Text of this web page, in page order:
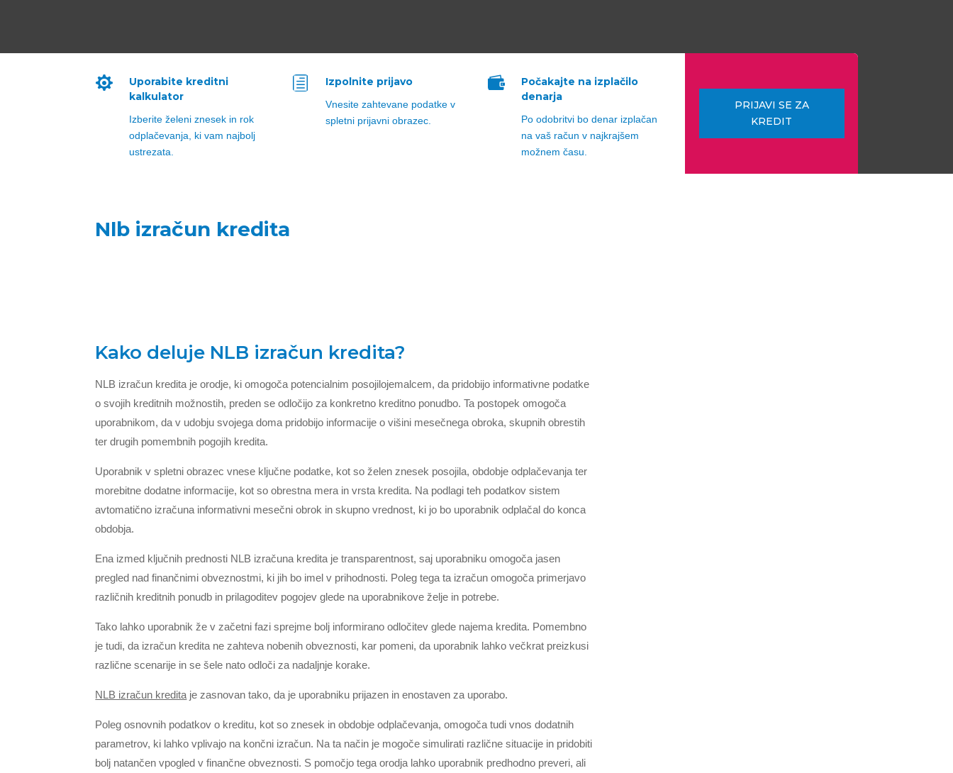

Uporabite kreditni
kalkulator
Izberite želeni znesek in rok
odplačevanja, ki vam najbolj
ustrezata.
h Izpolnite prijavo
Vnesite zahtevane podatke v
spletni prijavni obrazec.

Počakajte na izplačilo
denarja
Po odobritvi bo denar izplačan
na vaš račun v najkrajšem
možnem času.
PRIJAVI SE ZA
KREDIT
Nlb izračun kredita
Kako deluje NLB izračun kredita?
NLB izračun kredita je orodje, ki omogoča potencialnim posojilojemalcem, da pridobijo informativne podatke
o svojih kreditnih možnostih, preden se odločijo za konkretno kreditno ponudbo. Ta postopek omogoča
uporabnikom, da v udobju svojega doma pridobijo informacije o višini mesečnega obroka, skupnih obrestih
ter drugih pomembnih pogojih kredita.
Uporabnik v spletni obrazec vnese ključne podatke, kot so želen znesek posojila, obdobje odplačevanja ter
morebitne dodatne informacije, kot so obrestna mera in vrsta kredita. Na podlagi teh podatkov sistem
avtomatično izračuna informativni mesečni obrok in skupno vrednost, ki jo bo uporabnik odplačal do konca
obdobja.
Ena izmed ključnih prednosti NLB izračuna kredita je transparentnost, saj uporabniku omogoča jasen
pregled nad finančnimi obveznostmi, ki jih bo imel v prihodnosti. Poleg tega ta izračun omogoča primerjavo
različnih kreditnih ponudb in prilagoditev pogojev glede na uporabnikove želje in potrebe.
Tako lahko uporabnik že v začetni fazi sprejme bolj informirano odločitev glede najema kredita. Pomembno
je tudi, da izračun kredita ne zahteva nobenih obveznosti, kar pomeni, da uporabnik lahko večkrat preizkusi
različne scenarije in se šele nato odloči za nadaljnje korake.
NLB izračun kredita je zasnovan tako, da je uporabniku prijazen in enostaven za uporabo.
Poleg osnovnih podatkov o kreditu, kot so znesek in obdobje odplačevanja, omogoča tudi vnos dodatnih
parametrov, ki lahko vplivajo na končni izračun. Na ta način je mogoče simulirati različne situacije in pridobiti
bolj natančen vpogled v finančne obveznosti. S pomočjo tega orodja lahko uporabnik predhodno preveri, ali